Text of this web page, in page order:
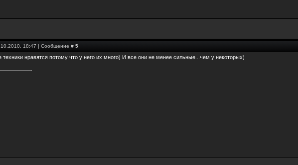
18:47 | Сообщение # 5
нравятся потому что у него их много) И все они не менее сильные...чем у некоторых)